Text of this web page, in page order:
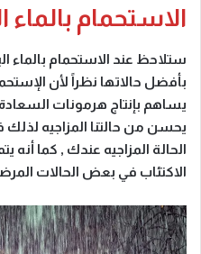
الاستحمام بالماء
ستلاحظ عند الاستحمام بالماء
بأفضل حالاتها نظراً لأن
يساهم بإنتاج هرمونات
يحسن من حالتنا المزاجيه
الحالة المزاجيه عندك , كما أنه
الاكتئاب في بعض الحالات